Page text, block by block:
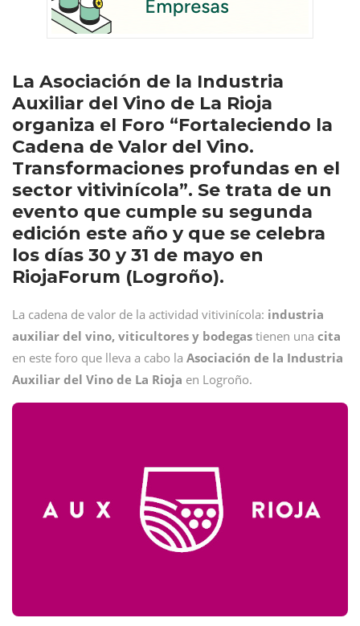
La Asociación de la Industria
Auxiliar del Vino de La Rioja
organiza el Foro “Fortaleciendo la
Cadena de Valor del Vino.
Transformaciones profundas en el
sector vitivinícola”. Se trata de un
evento que cumple su segunda
edición este año y que se celebra
los días 30 y 31 de mayo en
RiojaForum (Logroño).
La cadena de valor de la actividad vitivinícola: industria
auxiliar del vino, viticultores y bodegas tienen una cita
en este foro que lleva a cabo la Asociación de la Industria
Auxiliar del Vino de La Rioja en Logroño.